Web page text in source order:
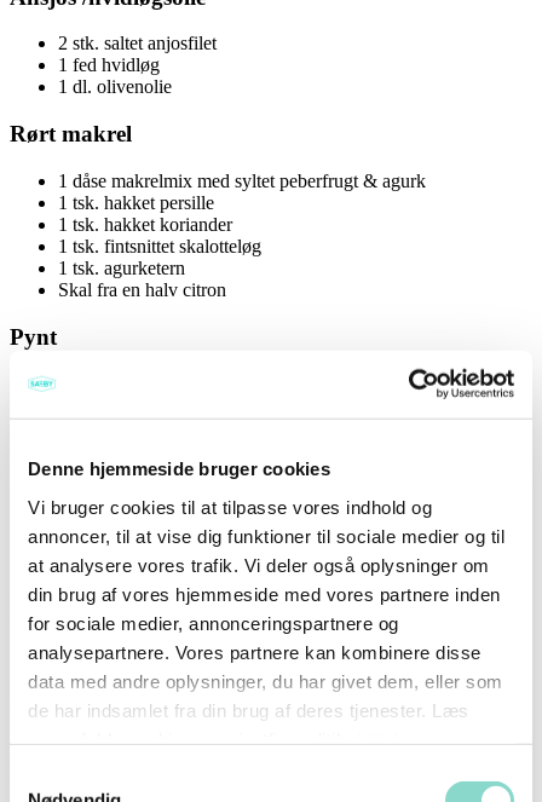
Denne hjemmeside bruger cookies
Vi bruger cookies til at tilpasse vores indhold og
annoncer, til at vise dig funktioner til sociale medier og til
at analysere vores trafik. Vi deler også oplysninger om
din brug af vores hjemmeside med vores partnere inden
for sociale medier, annonceringspartnere og
analysepartnere. Vores partnere kan kombinere disse
data med andre oplysninger, du har givet dem, eller som
de har indsamlet fra din brug af deres tjenester. Læs
2 stk. saltet anjosfilet
1 fed hvidløg
1 dl. olivenolie
Rørt makrel
1 dåse makrelmix med syltet peberfrugt & agurk
1 tsk. hakket persille
1 tsk. hakket koriander
1 tsk. fintsnittet skalotteløg
1 tsk. agurketern
Skal fra en halv citron
Pynt
Koriander
Sådan gør du
Ølandshvedebrød
Kom vand i en skål og rør gær, surdej, salt, og fuldkornsmel ud i
vandet.
Sigt hvedemelet i og rør det hele sammen på en røremaskine. Lad
røremaskinen køre på mellemhøj hastighed i 10-12 minutter. Lad
dejen hæve natten over i køleskabet.
Hæld dejen ud på et melet bord og skær den ud i to lige store